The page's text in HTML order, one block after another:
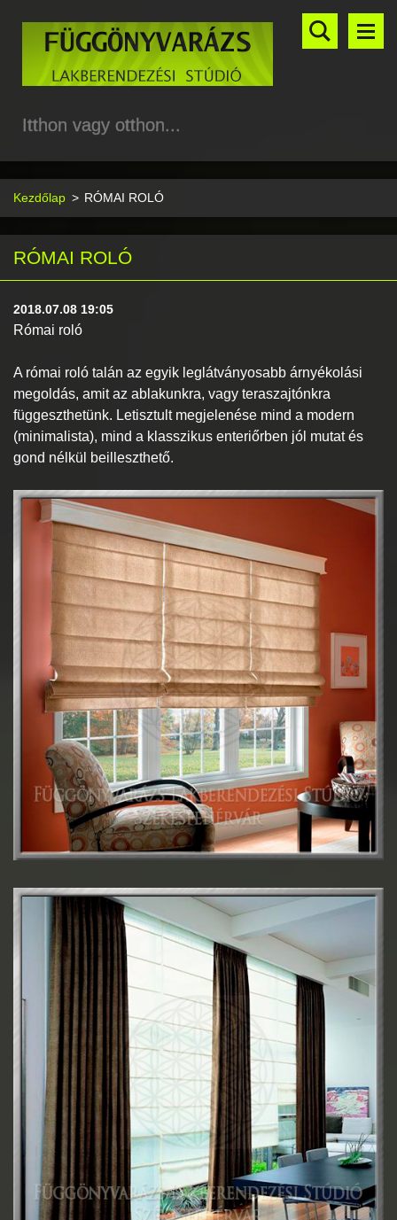
Itthon vagy otthon...
Kezdőlap > RÓMAI ROLÓ
RÓMAI ROLÓ
2018.07.08 19:05
Római roló
A római roló talán az egyik leglátványosabb árnyékolási
megoldás, amit az ablakunkra, vagy teraszajtónkra
függeszthetünk. Letisztult megjelenése mind a modern
(minimalista), mind a klasszikus enteriőrben jól mutat és
gond nélkül beilleszthető.